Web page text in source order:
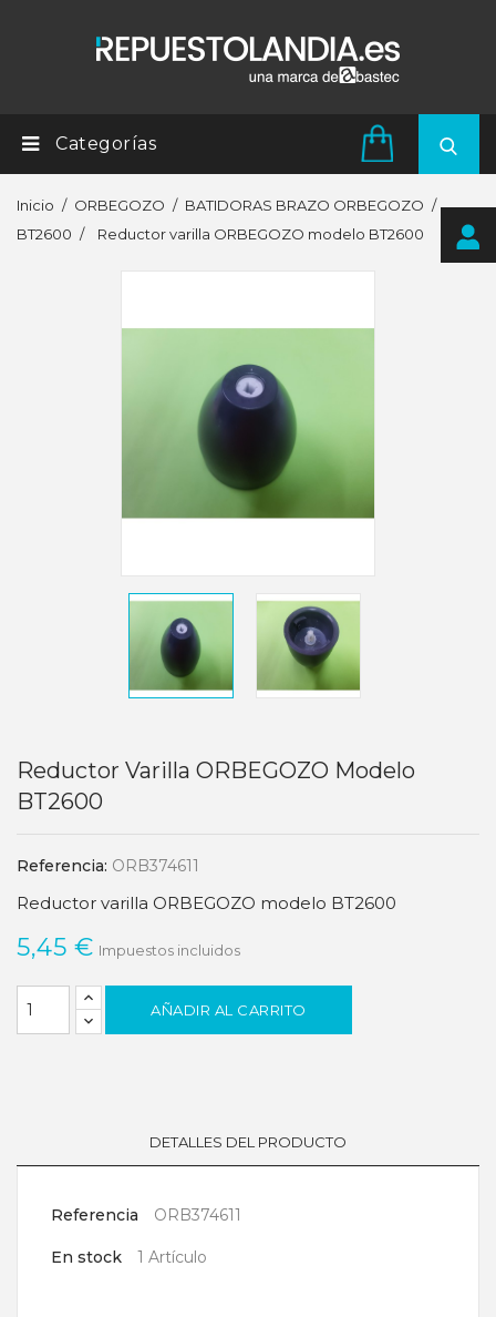
Categorías
Inicio ORBEGOZO
BATIDORAS BRAZO ORBEGOZO
BT2600
Reductor varilla ORBEGOZO modelo BT2600
Reductor Varilla ORBEGOZO Modelo
BT2600
Referencia: ORB374611
Reductor varilla ORBEGOZO modelo BT2600
5,45 € Impuestos incluidos
AÑADIR AL CARRITO
DETALLES DEL PRODUCTO
Referencia ORB374611
En stock 1 Artículo